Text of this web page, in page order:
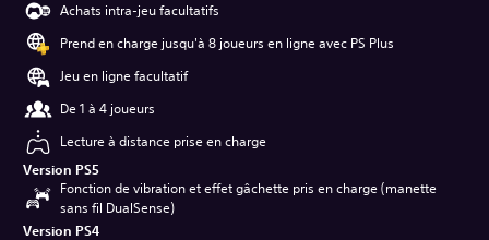
Achats intra-jeu facultatifs
Prend en charge jusqu'à 8 joueurs en ligne avec PS Plus
Jeu en ligne facultatif
De 1 à 4 joueurs
Lecture à distance prise en charge
Version PS5
Fonction de vibration et effet gâchette pris en charge (manette
sans fil DualSense)
Version PS4